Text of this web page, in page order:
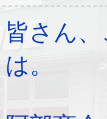
皆さん
は。